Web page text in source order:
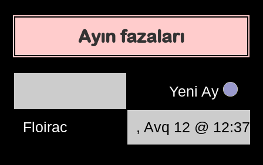
Ayın fazaları
Yeni Ay
Floirac , Avq 12 @